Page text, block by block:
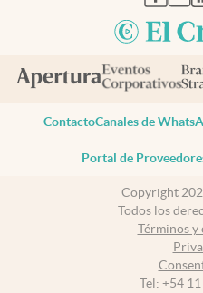
ContactoCanales de
Portal de
Copyright
Todos los
Términos y
Tel: +54